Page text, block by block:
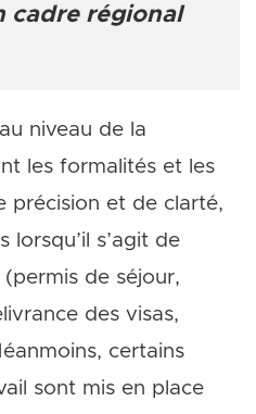
cadre régional
niveau de la
les formalités et les
précision et de clarté,
lorsqu’il s’agit de
de séjour,
des visas,
certains
sont mis en place